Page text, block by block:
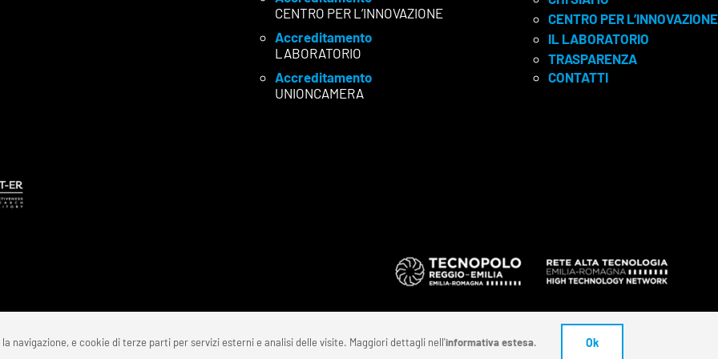
CENTRO PER L’INNOVAZIONE
Accreditamento
LABORATORIO
Accreditamento
UNIONCAMERA
CENTRO PER L’INNOVAZIONE
IL LABORATORIO
TRASPARENZA
CONTATTI
FONDAZIONE REI – C.F. 91159870350 | P.IVA 02772570350 | Codice Univoco: SUBM7ØN
navigazione, e cookie di terze parti per servizi esterni e analisi delle visite. Maggiori dettagli nell'informativa estesa. Ok